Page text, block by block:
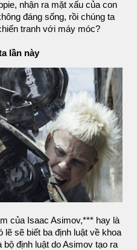
nhận ra mặt xấu của con
đáng sống, rồi chúng ta
tranh với máy móc?
lần này
của Isaac Asimov,*** hay là
lẽ sẽ biết ba định luật về khoa
định luật do Asimov tạo ra